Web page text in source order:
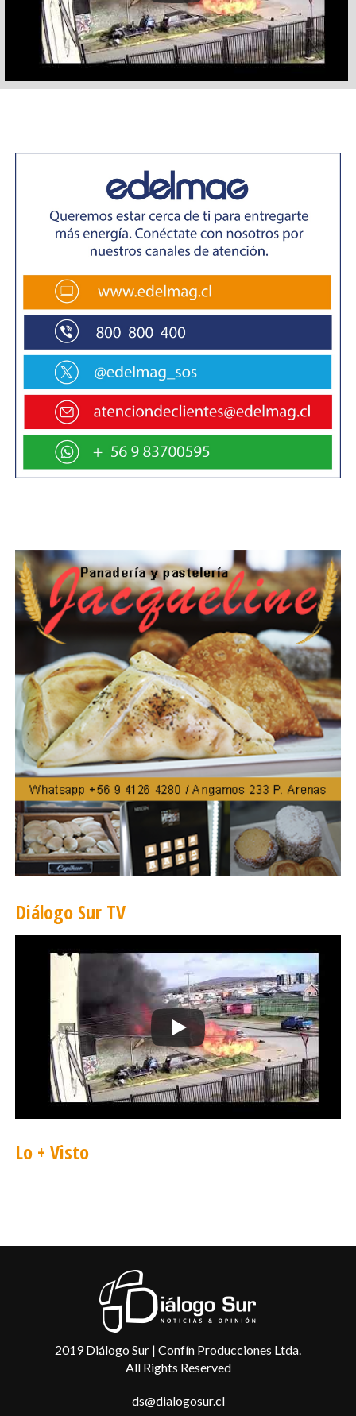
Diálogo Sur TV
Lo + Visto
2019 Diálogo Sur | Confín Producciones Ltda.
All Rights Reserved
ds@dialogosur.cl